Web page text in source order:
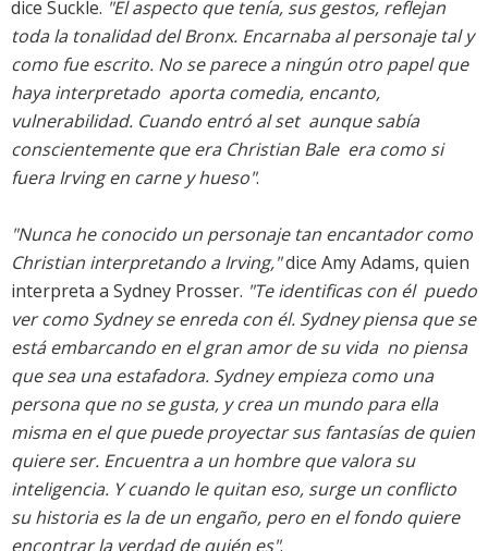
dice Suckle. "El aspecto que tenía, sus gestos, reflejan
toda la tonalidad del Bronx. Encarnaba al personaje tal y
como fue escrito. No se parece a ningún otro papel que
haya interpretado  aporta comedia, encanto,
vulnerabilidad. Cuando entró al set  aunque sabía
conscientemente que era Christian Bale  era como si
fuera Irving en carne y hueso".
"Nunca he conocido un personaje tan encantador como
Christian interpretando a Irving,"dice Amy Adams, quien
interpreta a Sydney Prosser. "Te identificas con él  puedo
ver como Sydney se enreda con él. Sydney piensa que se
está embarcando en el gran amor de su vida  no piensa
que sea una estafadora. Sydney empieza como una
persona que no se gusta, y crea un mundo para ella
misma en el que puede proyectar sus fantasías de quien
quiere ser. Encuentra a un hombre que valora su
inteligencia. Y cuando le quitan eso, surge un conflicto 
su historia es la de un engaño, pero en el fondo quiere
encontrar la verdad de quién es".